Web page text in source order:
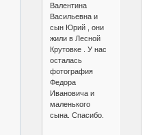
Валентина
Васильевна и
сын Юрий , они
жили в Лесной
Крутовке . У нас
осталась
фотография
Федора
Ивановича и
маленького
сына. Спасибо.